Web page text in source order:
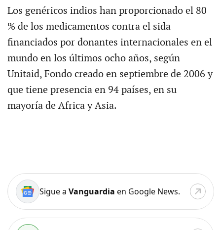
Los genéricos indios han proporcionado el 80
% de los medicamentos contra el sida
financiados por donantes internacionales en el
mundo en los últimos ocho años, según
Unitaid, Fondo creado en septiembre de 2006 y
que tiene presencia en 94 países, en su
mayoría de Africa y Asia.
Sigue a Vanguardia en Google News.